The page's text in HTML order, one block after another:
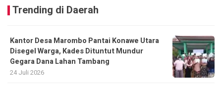
Trending di Daerah
Kantor Desa Marombo Pantai Konawe Utara
Disegel Warga, Kades Dituntut Mundur
Gegara Dana Lahan Tambang
24 Juli 2026